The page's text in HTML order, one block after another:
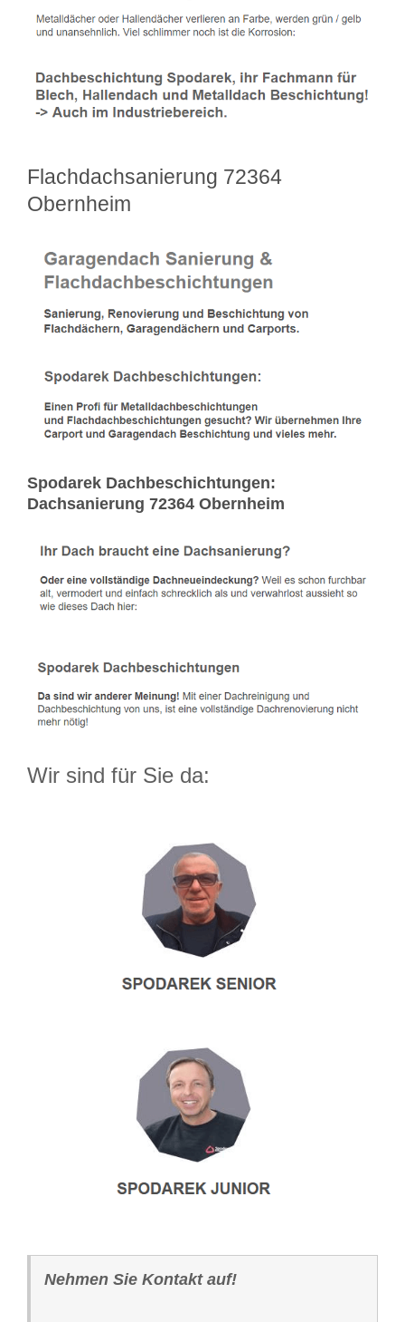
Flachdachsanierung 72364
Obernheim
Spodarek Dachbeschichtungen:
Dachsanierung 72364 Obernheim
Wir sind für Sie da:
Nehmen Sie Kontakt auf!